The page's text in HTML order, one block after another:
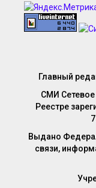
Главный
СМИ Сетевое
Реестре
Выдано
связи,